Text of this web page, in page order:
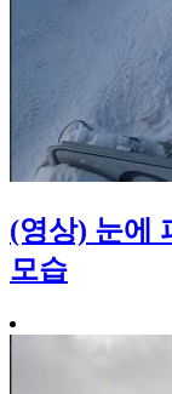
(영상) 눈에
모습